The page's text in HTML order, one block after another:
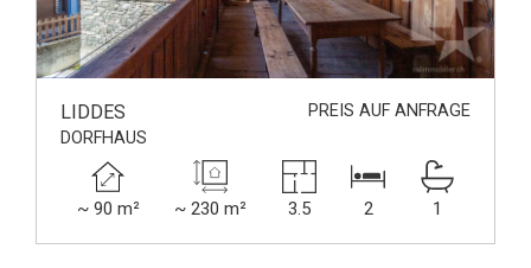
LIDDES
PREIS AUF ANFRAGE
DORFHAUS
~ 90 m² ~ 230 m² 3.5 2 1